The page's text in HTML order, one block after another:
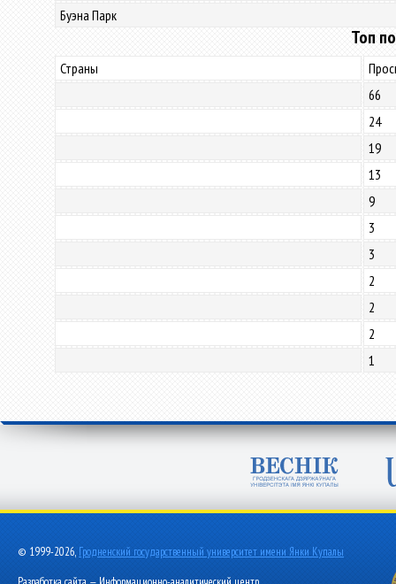
Буэна Парк
Топ
Страны
66
24
19
13
9
3
3
2
2
2
1
© 1999-2026, Гродненский государственный университет имени Янки Купалы